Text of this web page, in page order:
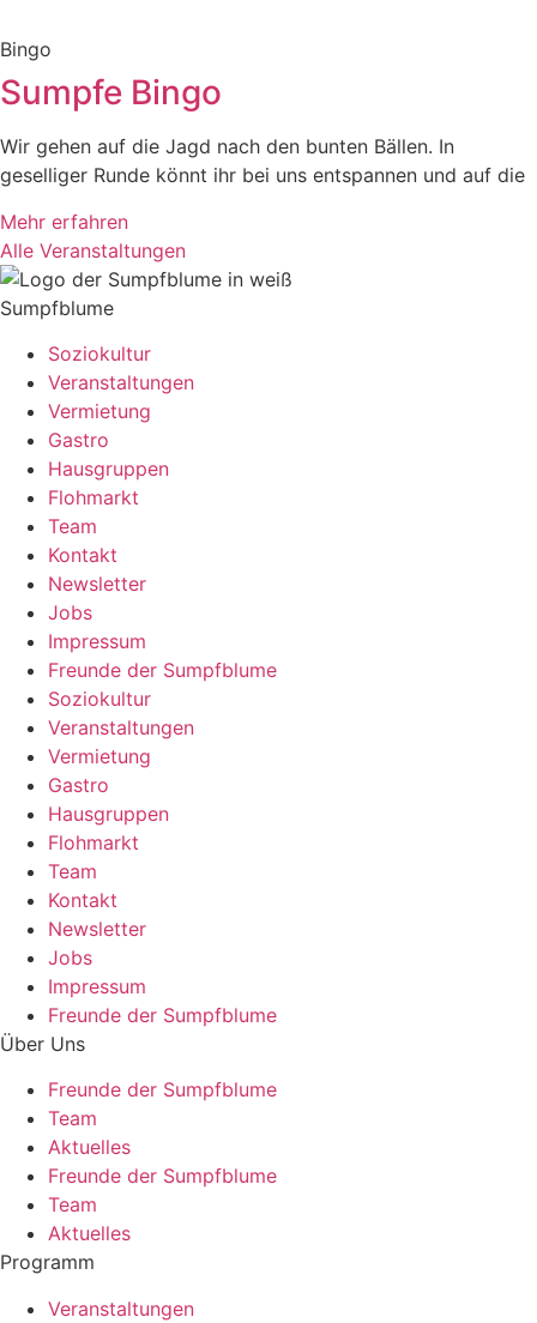
Bingo
Sumpfe Bingo
Wir gehen auf die Jagd nach den bunten Bällen. In
geselliger Runde könnt ihr bei uns entspannen und auf die
Mehr erfahren
Alle Veranstaltungen
Sumpfblume
Soziokultur
Veranstaltungen
Vermietung
Gastro
Hausgruppen
Flohmarkt
Team
Kontakt
Newsletter
Jobs
Impressum
Freunde der Sumpfblume
Soziokultur
Veranstaltungen
Vermietung
Gastro
Hausgruppen
Flohmarkt
Team
Kontakt
Newsletter
Jobs
Impressum
Freunde der Sumpfblume
Über Uns
Freunde der Sumpfblume
Team
Aktuelles
Freunde der Sumpfblume
Team
Aktuelles
Programm
Veranstaltungen